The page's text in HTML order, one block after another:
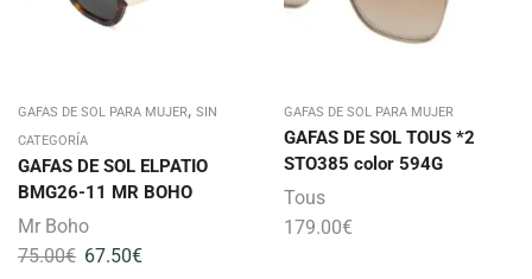
GAFAS DE SOL PARA MUJER, SIN
CATEGORÍA
GAFAS DE SOL ELPATIO
BMG26-11 MR BOHO
Mr Boho
75.00€ 67.50€
GAFAS DE SOL PARA MUJER
GAFAS DE SOL TOUS *2
STO385 color 594G
Tous
179.00€